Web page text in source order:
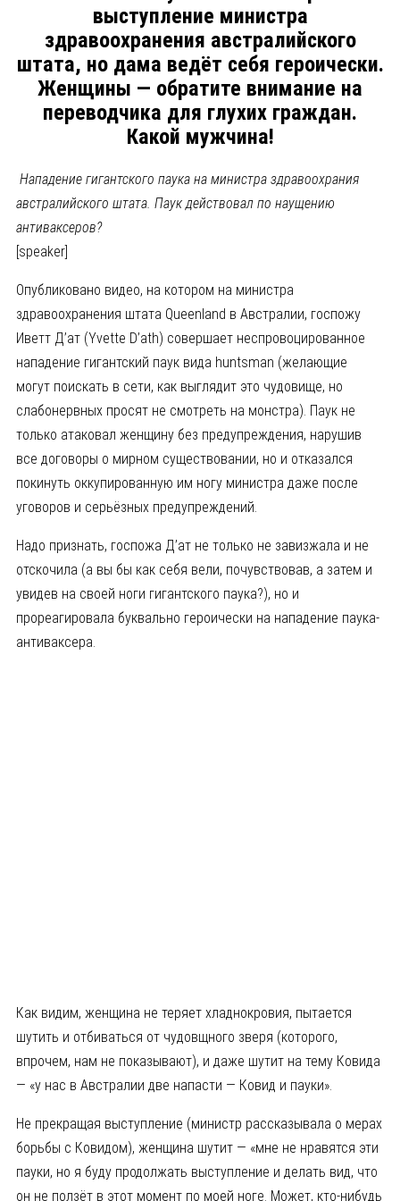
выступление министра
здравоохранения австралийского
штата, но дама ведёт себя героически.
Женщины — обратите внимание на
переводчика для глухих граждан.
Какой мужчина!
Нападение гигантского паука на министра здравоохрания
австралийского штата. Паук действовал по наущению
антиваксеров?
[speaker]
Опубликовано видео, на котором на министра
здравоохранения штата Queenland в Австралии, госпожу
Иветт Д’ат (Yvette D’ath) совершает неспровоцированное
нападение гигантский паук вида huntsman (желающие
могут поискать в сети, как выглядит это чудовище, но
слабонервных просят не смотреть на монстра). Паук не
только атаковал женщину без предупреждения, нарушив
все договоры о мирном существовании, но и отказался
покинуть оккупированную им ногу министра даже после
уговоров и серьёзных предупреждений.
Надо признать, госпожа Д’ат не только не завизжала и не
отскочила (а вы бы как себя вели, почувствовав, а затем и
увидев на своей ноги гигантского паука?), но и
прореагировала буквально героически на нападение паука-
антиваксера.
Как видим, женщина не теряет хладнокровия, пытается
шутить и отбиваться от чудовщного зверя (которого,
впрочем, нам не показывают), и даже шутит на тему Ковида
— «у нас в Австралии две напасти — Ковид и пауки».
Не прекращая выступление (министр рассказывала о мерах
борьбы с Ковидом), женщина шутит — «мне не нравятся эти
пауки, но я буду продолжать выступление и делать вид, что
он не ползёт в этот момент по моей ноге. Может, кто-нибудь